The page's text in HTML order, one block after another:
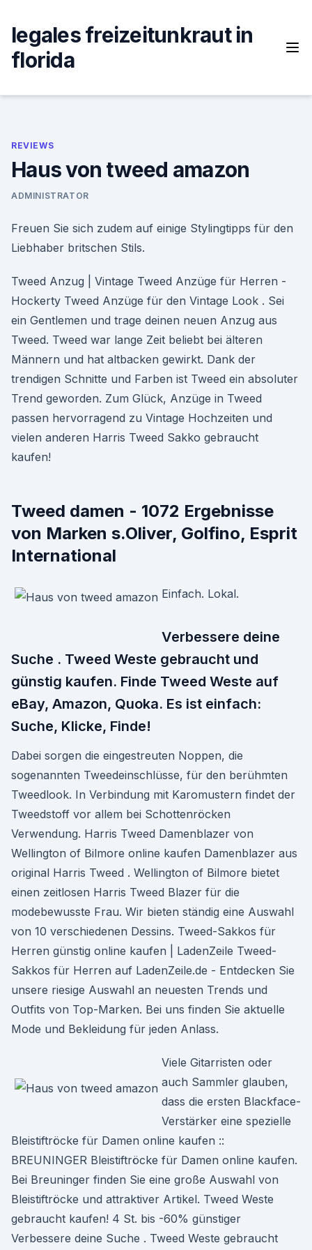
content
legales freizeitunkraut in
florida
REVIEWS
Haus von tweed amazon
ADMINISTRATOR
Freuen Sie sich zudem auf einige Stylingtipps für den
Liebhaber britschen Stils.
Tweed Anzug | Vintage Tweed Anzüge für Herren -
Hockerty Tweed Anzüge für den Vintage Look . Sei
ein Gentlemen und trage deinen neuen Anzug aus
Tweed. Tweed war lange Zeit beliebt bei älteren
Männern und hat altbacken gewirkt. Dank der
trendigen Schnitte und Farben ist Tweed ein absoluter
Trend geworden. Zum Glück, Anzüge in Tweed
passen hervorragend zu Vintage Hochzeiten und
vielen anderen Harris Tweed Sakko gebraucht
kaufen!
Tweed damen - 1072 Ergebnisse
von Marken s.Oliver, Golfino, Esprit
International
Einfach. Lokal.
Verbessere deine
Suche . Tweed Weste gebraucht und
günstig kaufen. Finde Tweed Weste auf
eBay, Amazon, Quoka. Es ist einfach:
Suche, Klicke, Finde!
Dabei sorgen die eingestreuten Noppen, die
sogenannten Tweedeinschlüsse, für den berühmten
Tweedlook. In Verbindung mit Karomustern findet der
Tweedstoff vor allem bei Schottenröcken
Verwendung. Harris Tweed Damenblazer von
Wellington of Bilmore online kaufen Damenblazer aus
original Harris Tweed . Wellington of Bilmore bietet
einen zeitlosen Harris Tweed Blazer für die
modebewusste Frau. Wir bieten ständig eine Auswahl
von 10 verschiedenen Dessins. Tweed-Sakkos für
Herren günstig online kaufen | LadenZeile Tweed-
Sakkos für Herren auf LadenZeile.de - Entdecken Sie
unsere riesige Auswahl an neuesten Trends und
Outfits von Top-Marken. Bei uns finden Sie aktuelle
Mode und Bekleidung für jeden Anlass.
Viele Gitarristen oder
auch Sammler glauben,
dass die ersten Blackface-
Verstärker eine spezielle
Bleistiftröcke für Damen online kaufen ::
BREUNINGER Bleistiftröcke für Damen online kaufen.
Bei Breuninger finden Sie eine große Auswahl von
Bleistiftröcke und attraktiver Artikel. Tweed Weste
gebraucht kaufen! 4 St. bis -60% günstiger
Verbessere deine Suche . Tweed Weste gebraucht